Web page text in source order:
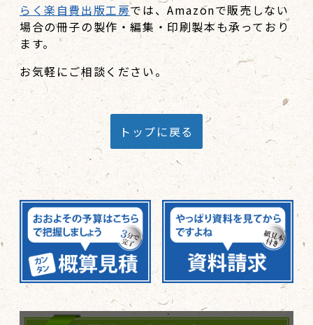
らく楽自費出版工房では、Amazonで販売しない
場合の冊子の製作・編集・印刷製本も承っており
ます。
お気軽にご相談ください。
トップに戻る